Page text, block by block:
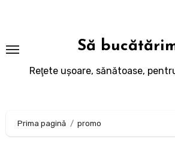
Să
Reţete uşoare, sănătoase,
Prima pagină promo